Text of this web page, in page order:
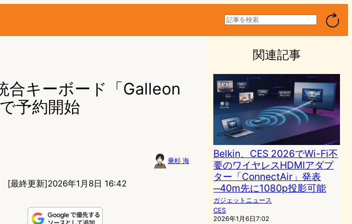
検
索
合キーボード「Galleon
予約開始
乗杉 海
[最終更新]2026年1月8日 16:42
関連記事
Belkin、CES 2026でWi-Fi不
要のワイヤレスHDMIアダプ
ター「ConnectAir」発表
─40m先に1080p投影可能
ガジェットニュース
CES
2026年1月6日7:02